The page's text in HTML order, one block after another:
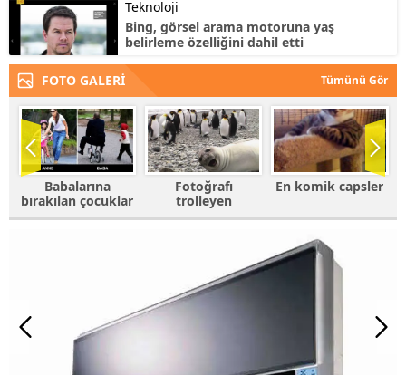
Teknoloji
Bing, görsel arama motoruna yaş
belirleme özelliğini dahil etti
FOTO GALERİ Tümünü Gör
Babalarına
bırakılan çocuklar
Fotoğrafı
trolleyen
hayvanlar
En komik capsler